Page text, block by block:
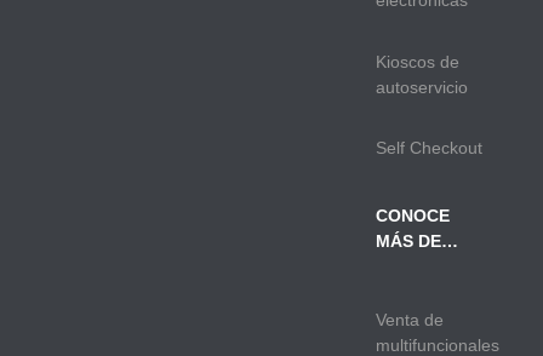
Kioscos de
autoservicio
Self Checkout
CONOCE
MÁS DE…
Venta de
multifuncionales